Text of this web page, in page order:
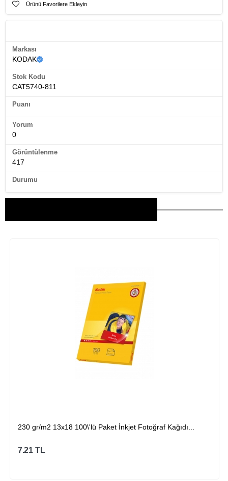
Ürünü Favorilere Ekleyin
Markası
KODAK
Stok Kodu
CAT5740-811
Puanı
Yorum
0
Görüntülenme
417
Durumu
230 gr/m2 13x18 100\'lü Paket İnkjet Fotoğraf Kağıdı...
7.21 TL